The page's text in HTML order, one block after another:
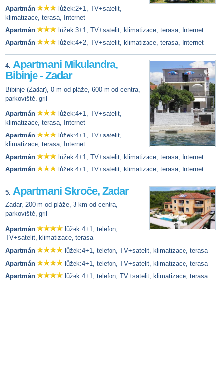
Apartmán
lůžek:2+1, TV+satelit,
klimatizace, terasa, Internet
Apartmán
lůžek:3+1, TV+satelit, klimatizace, terasa, Internet
Apartmán
lůžek:4+2, TV+satelit, klimatizace, terasa, Internet
4. Apartmani Mikulandra,
Bibinje - Zadar
Bibinje (Zadar), 0 m od pláže, 600 m od centra,
parkoviště, gril
Apartmán
lůžek:4+1, TV+satelit,
klimatizace, terasa, Internet
Apartmán
lůžek:4+1, TV+satelit,
klimatizace, terasa, Internet
Apartmán
lůžek:4+1, TV+satelit, klimatizace, terasa, Internet
Apartmán
lůžek:4+1, TV+satelit, klimatizace, terasa, Internet
5. Apartmani Skroče, Zadar
Zadar, 200 m od pláže, 3 km od centra,
parkoviště, gril
Apartmán
lůžek:4+1, telefon,
TV+satelit, klimatizace, terasa
Apartmán
lůžek:4+1, telefon, TV+satelit, klimatizace, terasa
Apartmán
lůžek:4+1, telefon, TV+satelit, klimatizace, terasa
Apartmán
lůžek:4+1, telefon, TV+satelit, klimatizace, terasa